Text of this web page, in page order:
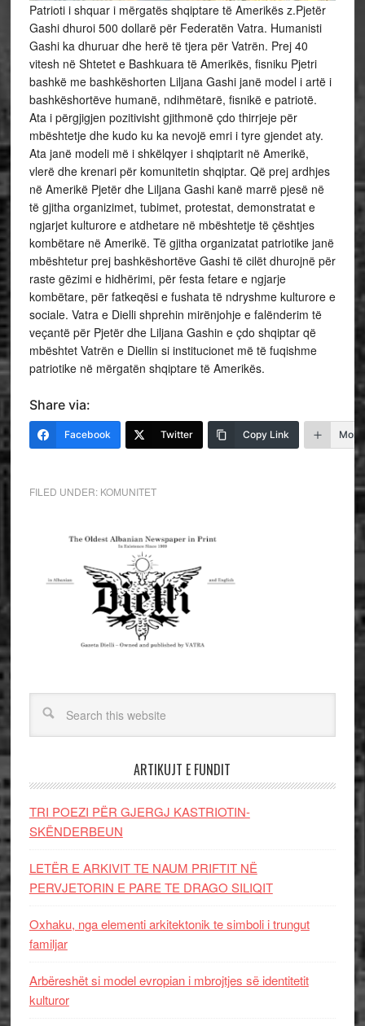
Patrioti i shquar i mërgatës shqiptare të Amerikës z.Pjetër
Gashi dhuroi 500 dollarë për Federatën Vatra. Humanisti
Gashi ka dhuruar dhe herë të tjera për Vatrën. Prej 40
vitesh në Shtetet e Bashkuara të Amerikës, fisniku Pjetri
bashkë me bashkëshorten Liljana Gashi janë model i artë i
bashkëshortëve humanë, ndihmëtarë, fisnikë e patriotë.
Ata i përgjigjen pozitivisht gjithmonë çdo thirrjeje për
mbështetje dhe kudo ku ka nevojë emri i tyre gjendet aty.
Ata janë modeli më i shkëlqyer i shqiptarit në Amerikë,
vlerë dhe krenari për komunitetin shqiptar. Që prej ardhjes
në Amerikë Pjetër dhe Liljana Gashi kanë marrë pjesë në
të gjitha organizimet, tubimet, protestat, demonstratat e
ngjarjet kulturore e atdhetare në mbështetje të çështjes
kombëtare në Amerikë. Të gjitha organizatat patriotike janë
mbështetur prej bashkëshortëve Gashi të cilët dhurojnë për
raste gëzimi e hidhërimi, për festa fetare e ngjarje
kombëtare, për fatkeqësi e fushata të ndryshme kulturore e
sociale. Vatra e Dielli shprehin mirënjohje e falënderim të
veçantë për Pjetër dhe Liljana Gashin e çdo shqiptar që
mbështet Vatrën e Diellin si institucionet më të fuqishme
patriotike në mërgatën shqiptare të Amerikës.
Share via:
Facebook Twitter Copy Link More
FILED UNDER: KOMUNITET
ARTIKUJT E FUNDIT
TRI POEZI PËR GJERGJ KASTRIOTIN-
SKËNDERBEUN
LETËR E ARKIVIT TE NAUM PRIFTIT NË
PERVJETORIN E PARE TE DRAGO SILIQIT
Oxhaku, nga elementi arkitektonik te simboli i trungut
familjar
Arbëreshët si model evropian i mbrojtjes së identitetit
kulturor